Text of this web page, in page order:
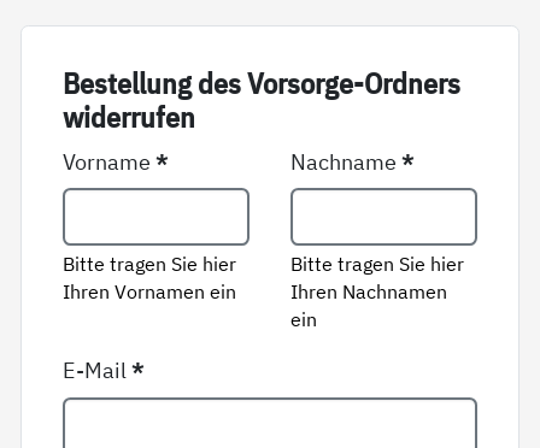
Be­stel­lung des Vor­sor­ge-Ord­ners
wi­der­ru­fen
Vorname*
Bitte tragen Sie hier
Ihren Vornamen ein
Nachname*
Bitte tragen Sie hier
Ihren Nachnamen
ein
E-Mail*